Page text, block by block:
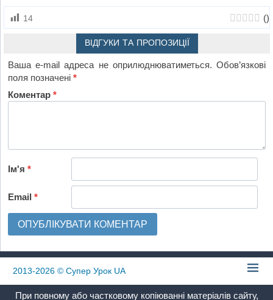
14 ()
ВІДГУКИ ТА ПРОПОЗИЦІЇ
Ваша e-mail адреса не оприлюднюватиметься. Обов’язкові
поля позначені*
Коментар*
Ім'я*
Email*
2013-2026 © Супер Урок UA
При повному або частковому копіюванні матеріалів сайту,